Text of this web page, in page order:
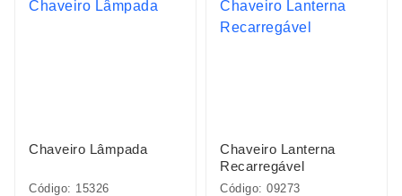
Chaveiro Lâmpada
Código: 15326
Chaveiro Lanterna
Recarregável
Código: 09273